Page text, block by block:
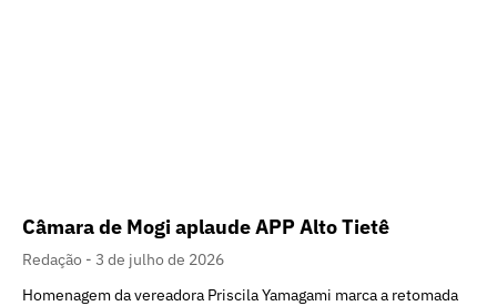
Câmara de Mogi aplaude APP Alto Tietê
Redação
3 de julho de 2026
Homenagem da vereadora Priscila Yamagami marca a retomada